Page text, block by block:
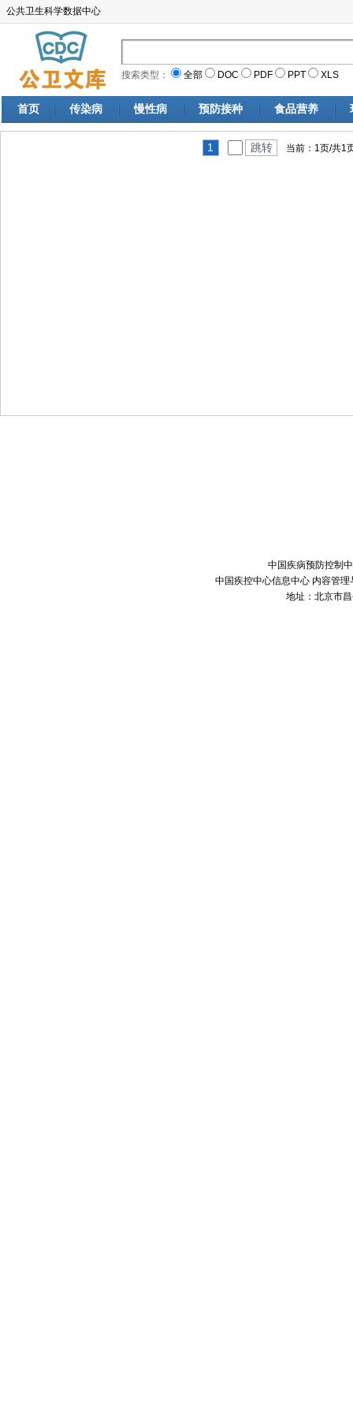
公共卫生科学数据中心
搜索类型： 全部 DOC PDF PPT XLS
首页 传染病 慢性病 预防接种 食品营养
1 跳转 当前：1页/共1
中国疾病预防控制
中国疾控中心信息中心 内容管
地址：北京市